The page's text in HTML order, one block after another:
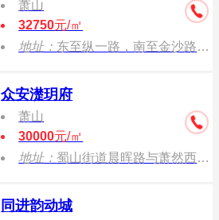
萧山
32750元/㎡
地址： 东至纵一路，南至金沙路，西至南亚路，北至南六路
众安濋玥府
萧山
30000元/㎡
地址： 蜀山街道晨晖路与萧然西路交叉口
同进韵动城